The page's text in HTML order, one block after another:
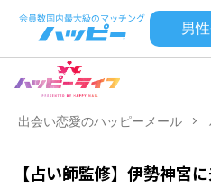
男
出会い恋愛のハッピーメール
【占い師監修】伊勢神宮